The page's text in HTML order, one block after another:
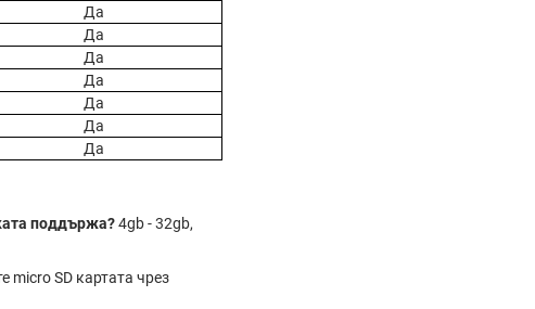
Да
Да
Да
Да
Да
Да
Да
поддържа?4gb - 32gb,
micro SD картата чрез